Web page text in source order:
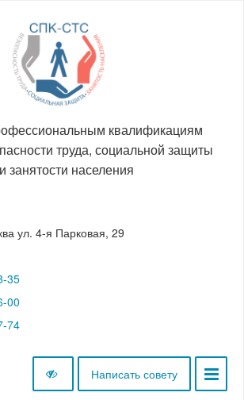
квалификациям
труда, социальной защиты
и занятости населения
ул. 4-я Парковая, 29
35
00
74
Написать совету